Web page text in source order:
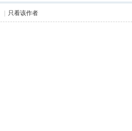
只看该作者